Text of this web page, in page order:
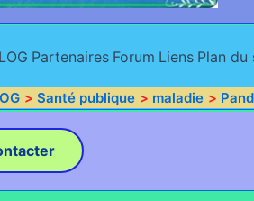
Partenaires Forum Liens Plan du
Santé publique maladie